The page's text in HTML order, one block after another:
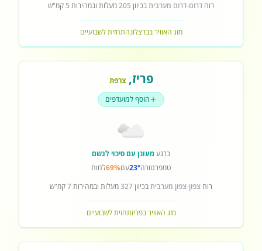
רוח דרום-דרום מערביתבכיוון 205מעלות ובמהירות 5 קמ"ש
מזג האוויר בברצלונהתחזית לשבועיים
פריז,צרפת
הוסף למועדפים
כרגעמעונן עם סיכוי לגשם
טמפרטורה23°עם69%לחות
רוח צפון-צפון מערביתבכיוון327מעלות ובמהירות7קמ"ש
מזג האוויר בפריזתחזית לשבועיים